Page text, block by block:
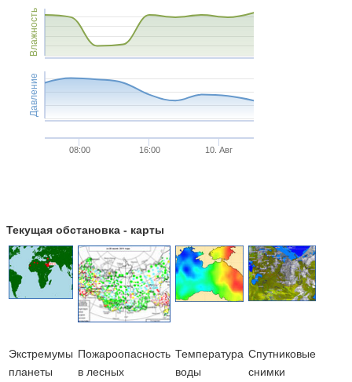
Влажность
Давление
08:00 16:00 10. Авг
Текущая обстановка - карты
Экстремумы
планеты
Пожароопасность
в лесных
Температура
воды
Cпутниковые
снимки